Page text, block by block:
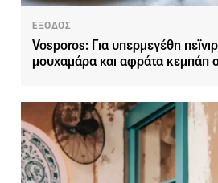
ΕΞΟΔΟΣ
Vosporos: Για υπερμεγέθη
μουχαμάρα και αφράτα κεμπάπ